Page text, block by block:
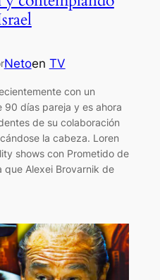
Netoen TV
con un
días pareja y es ahora
de su colaboración
la cabeza. Loren
shows con Prometido de
que Alexei Brovarnik de